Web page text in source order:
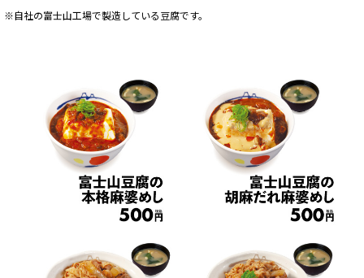
※自社の富士山工場で製造している豆腐です。